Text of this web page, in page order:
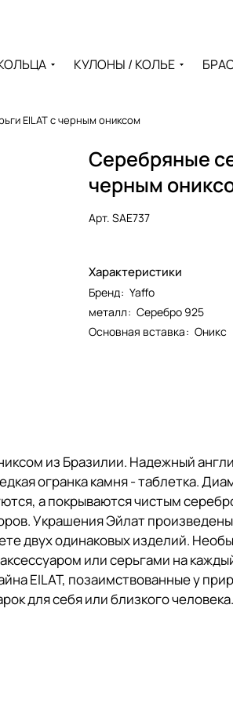
КУЛОНЫ / КОЛЬЕ
EILAT с черным ониксом
Серебряные
черным
Арт.SAE737
Характеристики
Бренд: Yaffo
металл: Серебро 925
Основная вставка: Оникс
из Бразилии. Надежный
огранка камня - таблетка.
а покрываются чистым
Украшения Эйлат
двух одинаковых изделий.
или серьгами на
EILAT, позаимствованные у
для себя или близкого человека.